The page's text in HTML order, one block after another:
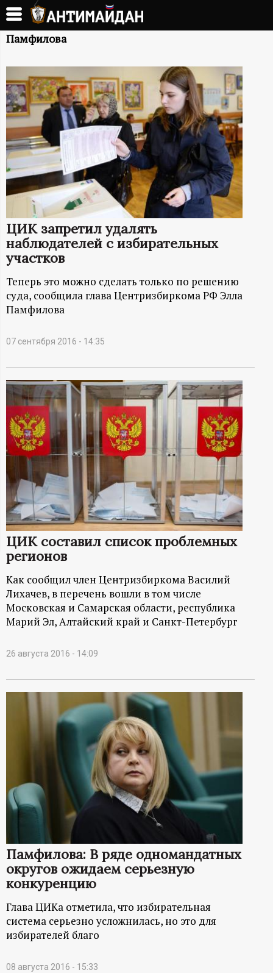
Перейти
основному
А
Н
Т
И
М
А
Й
Д
А
Н
-
и
н
ф
о
р
м
а
ц
и
о
н
н
о
т
а
л
Памфилова
ЦИК запретил удалять
наблюдателей с избирательных
участков
Теперь это можно сделать только по решению
суда, сообщила глава Центризбиркома РФ Элла
Памфилова
07 сентября 2016 - 14:35
ЦИК составил список проблемных
регионов
Как сообщил член Центризбиркома Василий
Лихачев, в перечень вошли в том числе
Московская и Самарская области, республика
Марий Эл, Алтайский край и Санкт-Петербург
26 августа 2016 - 14:09
Памфилова: В ряде одномандатных
округов ожидаем серьезную
конкуренцию
Глава ЦИКа отметила, что избирательная
система серьезно усложнилась, но это для
избирателей благо
08 августа 2016 - 15:33